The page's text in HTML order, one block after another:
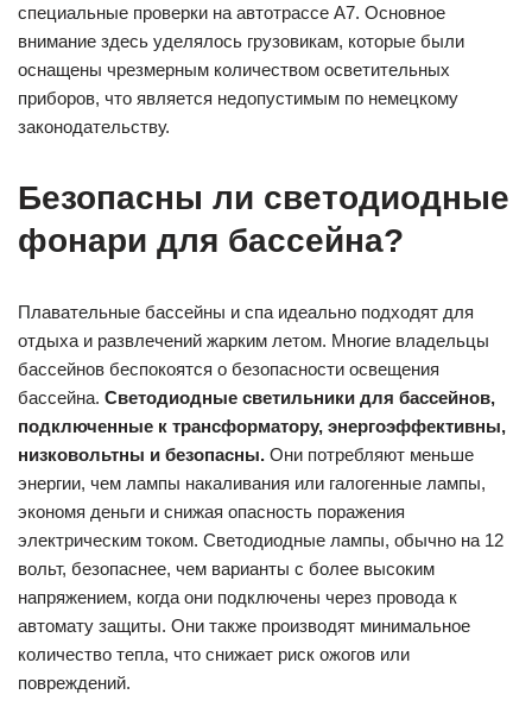
специальные проверки на автотрассе A7. Основное
внимание здесь уделялось грузовикам, которые были
оснащены чрезмерным количеством осветительных
приборов, что является недопустимым по немецкому
законодательству.
Безопасны ли светодиодные
фонари для бассейна?
Плавательные бассейны и спа идеально подходят для
отдыха и развлечений жарким летом. Многие владельцы
бассейнов беспокоятся о безопасности освещения
бассейна. Светодиодные светильники для бассейнов,
подключенные к трансформатору, энергоэффективны,
низковольтны и безопасны. Они потребляют меньше
энергии, чем лампы накаливания или галогенные лампы,
экономя деньги и снижая опасность поражения
электрическим током. Светодиодные лампы, обычно на 12
вольт, безопаснее, чем варианты с более высоким
напряжением, когда они подключены через провода к
автомату защиты. Они также производят минимальное
количество тепла, что снижает риск ожогов или
повреждений.